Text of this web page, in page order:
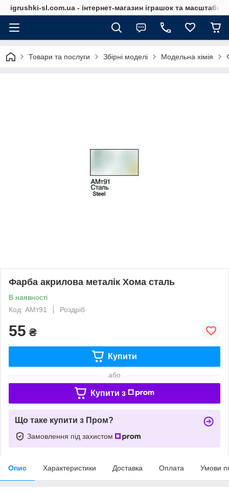
igrushki-sl.com.ua - інтернет-магазин іграшок та
Товари та послуги Збірні моделі Модельна хімія
Фарба акрилова металік Хома сталь
В наявності
Код: АМт91
Роздріб
55 ₴
Купити
або
Купити з
Що таке купити з Пром?
Замовлення під захистом
Опис Характеристики Доставка Оплата Умови